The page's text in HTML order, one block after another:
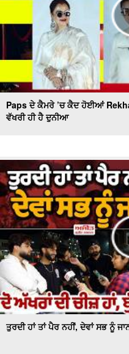
Paps ਦੇ ਕੈਮਰੇ ’ਚ ਕੈਦ ਹੋਈਆਂ
ਵੱਖਰੀ ਹੀ ਹੈ ਦੁਨੀਆ
ਤੁਰਦੀ ਹਾਂ ਤਾਂ ਪੈਰ ਨਹੀਂ, ਦੇਵਾਂ ਸਭ ਨੂੰ